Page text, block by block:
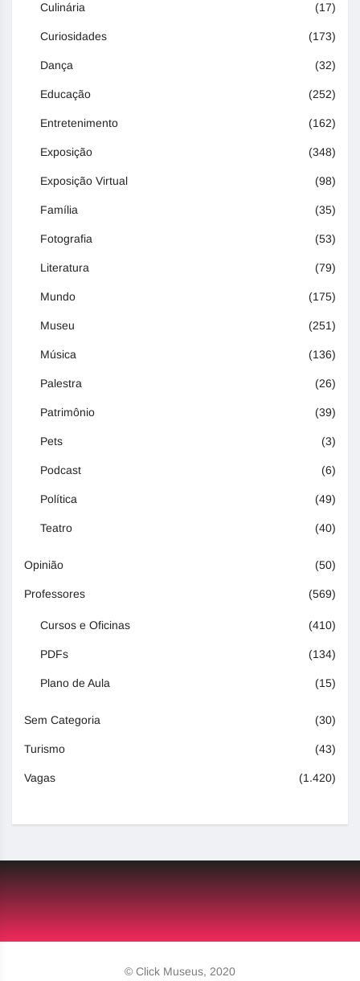
Culinária (17)
Curiosidades (173)
Dança (32)
Educação (252)
Entretenimento (162)
Exposição (348)
Exposição Virtual (98)
Família (35)
Fotografia (53)
Literatura (79)
Mundo (175)
Museu (251)
Música (136)
Palestra (26)
Patrimônio (39)
Pets (3)
Podcast (6)
Política (49)
Teatro (40)
Opinião (50)
Professores (569)
Cursos e Oficinas (410)
PDFs (134)
Plano de Aula (15)
Sem Categoria (30)
Turismo (43)
Vagas (1.420)
© Click Museus, 2020